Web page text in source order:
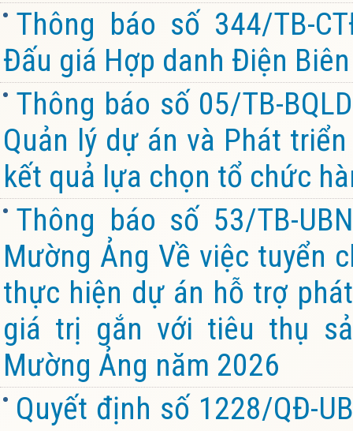
Thông báo số 344/TB-
Đấu giá Hợp danh Điện
Thông báo số 05/TB-
Quản lý dự án và Phát
kết quả lựa chọn tổ chức
Thông báo số 53/TB-
Mường Ảng Về việc tuyển
thực hiện dự án hỗ trợ
giá trị gắn với tiêu thụ
Mường Ảng năm 2026
Quyết định số 1228/QĐ-